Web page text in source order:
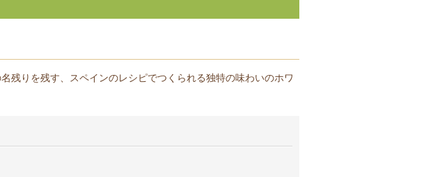
残りを残す、スペインのレシピでつくられる独特の味わいのホワ